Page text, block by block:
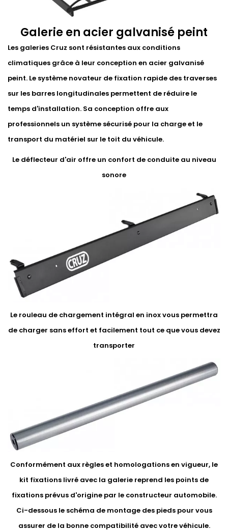
Galerie en acier galvanisé peint
Les galeries Cruz sont résistantes aux conditions
climatiques grâce à leur conception en acier galvanisé
peint. Le système novateur de fixation rapide des traverses
sur les barres longitudinales permettent de réduire le
temps d'installation. Sa conception offre aux
professionnels un système sécurisé pour la charge et le
transport du matériel sur le toit du véhicule.
Le déflecteur d'air offre un confort de conduite au niveau
sonore
Le rouleau de chargement intégral en inox vous permettra
de charger sans effort et facilement tout ce que vous devez
transporter
Conformément aux règles et homologations en vigueur, le
kit fixations livré avec la galerie reprend les points de
fixations prévus d'origine par le constructeur automobile.
Ci-dessous le schéma de montage des pieds pour vous
assurer de la bonne compatibilité avec votre véhicule.